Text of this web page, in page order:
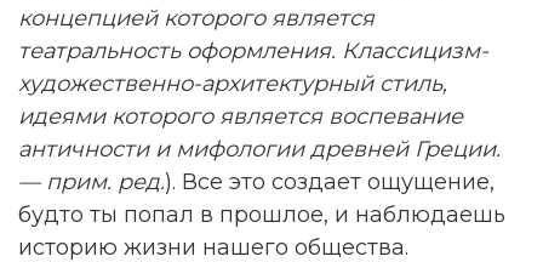
концепцией которого является
театральность оформления. Классицизм-
художественно-архитектурный стиль,
идеями которого является воспевание
античности и мифологии древней Греции.
— прим. ред.). Все это создает ощущение,
будто ты попал в прошлое, и наблюдаешь
историю жизни нашего общества.